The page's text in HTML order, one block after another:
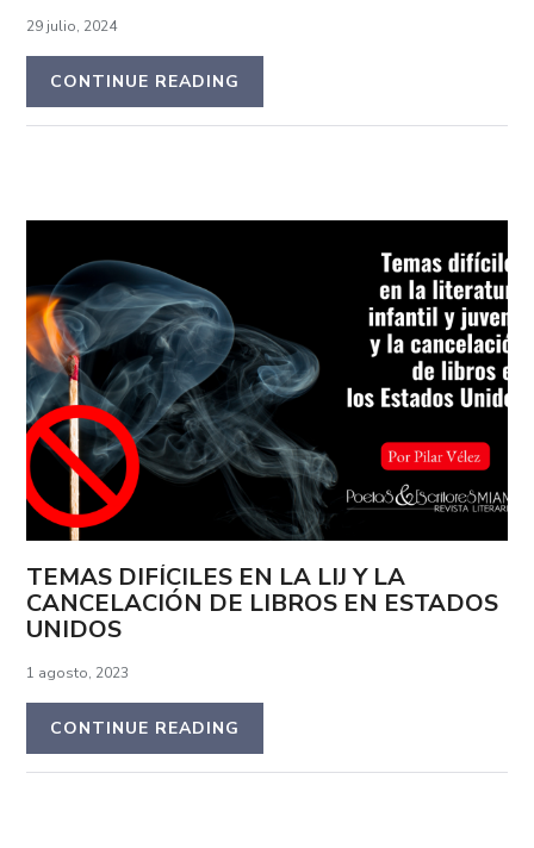
29 julio, 2024
CONTINUE READING
TEMAS DIFÍCILES EN LA LIJ Y LA
CANCELACIÓN DE LIBROS EN ESTADOS
UNIDOS
1 agosto, 2023
CONTINUE READING